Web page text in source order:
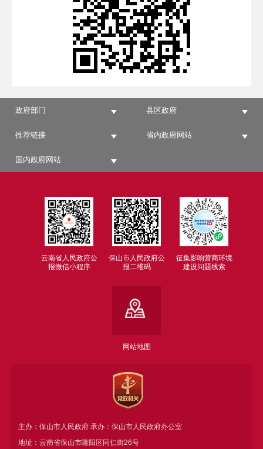
政府部门 县区政府
推荐链接 省内政府网站
国内政府网站
云南省人民政府公
报微信小程序
保山市人民政府公
报二维码
征集影响营商环境
建设问题线索
网站地图
主办：保山市人民政府 承办：保山市人民政府办公室
地址：云南省保山市隆阳区同仁街26号